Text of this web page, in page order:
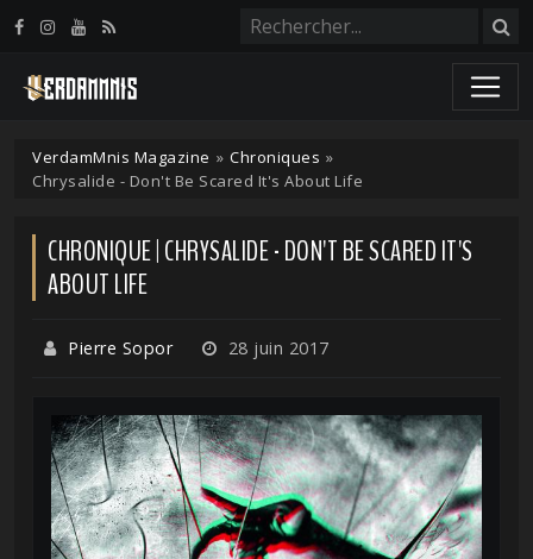
VerdamMnis Magazine » Chroniques »
Chrysalide - Don't Be Scared It's About Life
CHRONIQUE | CHRYSALIDE - DON'T BE SCARED IT'S
ABOUT LIFE
Pierre Sopor 28 juin 2017
Panneau de gestion des cookies